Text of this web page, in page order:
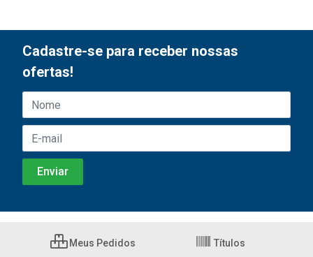
Cadastre-se para receber nossas
ofertas!
Meus Pedidos Títulos